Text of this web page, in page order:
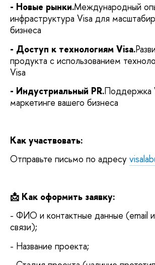
- Новые рынки.Международный
инфраструктура Visa для
бизнеса
- Доступ к технологиям Visa.
продукта с использованием
Visa
- Индустриальный PR.Поддержка
маркетинге вашего бизнеса
Как участвовать:
Отправьте письмо по адресу
📩 Как оформить заявку:
- ФИО и контактные данные (email
связи);
- Название проекта;